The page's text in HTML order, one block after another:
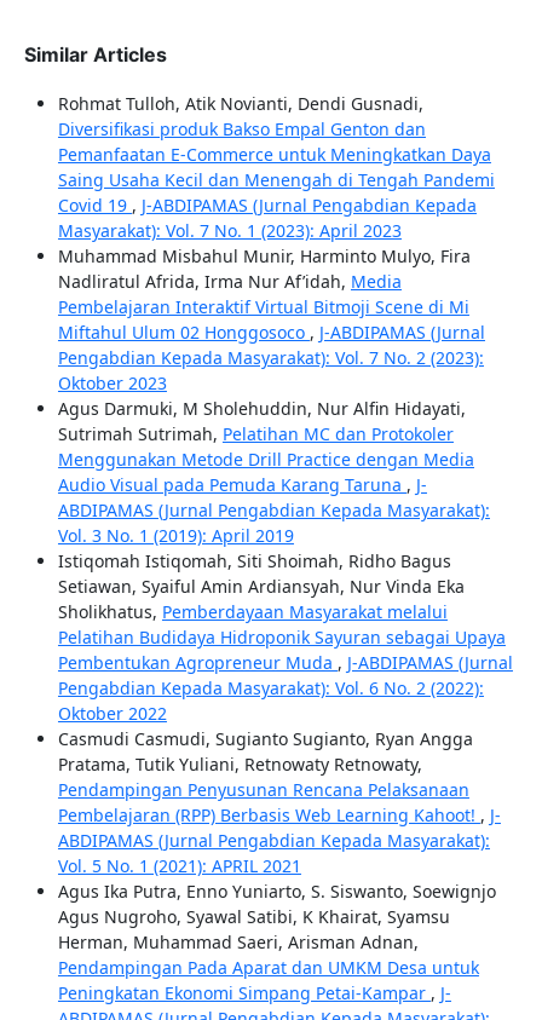
Similar Articles
Rohmat Tulloh, Atik Novianti, Dendi Gusnadi,
Diversifikasi produk Bakso Empal Genton dan
Pemanfaatan E-Commerce untuk Meningkatkan Daya
Saing Usaha Kecil dan Menengah di Tengah Pandemi
Covid 19 , J-ABDIPAMAS (Jurnal Pengabdian Kepada
Masyarakat): Vol. 7 No. 1 (2023): April 2023
Muhammad Misbahul Munir, Harminto Mulyo, Fira
Nadliratul Afrida, Irma Nur Af’idah, Media
Pembelajaran Interaktif Virtual Bitmoji Scene di Mi
Miftahul Ulum 02 Honggosoco , J-ABDIPAMAS (Jurnal
Pengabdian Kepada Masyarakat): Vol. 7 No. 2 (2023):
Oktober 2023
Agus Darmuki, M Sholehuddin, Nur Alfin Hidayati,
Sutrimah Sutrimah, Pelatihan MC dan Protokoler
Menggunakan Metode Drill Practice dengan Media
Audio Visual pada Pemuda Karang Taruna , J-
ABDIPAMAS (Jurnal Pengabdian Kepada Masyarakat):
Vol. 3 No. 1 (2019): April 2019
Istiqomah Istiqomah, Siti Shoimah, Ridho Bagus
Setiawan, Syaiful Amin Ardiansyah, Nur Vinda Eka
Sholikhatus, Pemberdayaan Masyarakat melalui
Pelatihan Budidaya Hidroponik Sayuran sebagai Upaya
Pembentukan Agropreneur Muda , J-ABDIPAMAS (Jurnal
Pengabdian Kepada Masyarakat): Vol. 6 No. 2 (2022):
Oktober 2022
Casmudi Casmudi, Sugianto Sugianto, Ryan Angga
Pratama, Tutik Yuliani, Retnowaty Retnowaty,
Pendampingan Penyusunan Rencana Pelaksanaan
Pembelajaran (RPP) Berbasis Web Learning Kahoot! , J-
ABDIPAMAS (Jurnal Pengabdian Kepada Masyarakat):
Vol. 5 No. 1 (2021): APRIL 2021
Agus Ika Putra, Enno Yuniarto, S. Siswanto, Soewignjo
Agus Nugroho, Syawal Satibi, K Khairat, Syamsu
Herman, Muhammad Saeri, Arisman Adnan,
Pendampingan Pada Aparat dan UMKM Desa untuk
Peningkatan Ekonomi Simpang Petai-Kampar , J-